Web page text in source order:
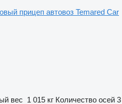
прицеп автовоз Temared Car
вес 1 015 кг Количество осей 3